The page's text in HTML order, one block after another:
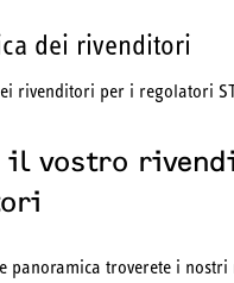
dei rivenditori
rivenditori per i regolatori
il vostro
panoramica troverete i